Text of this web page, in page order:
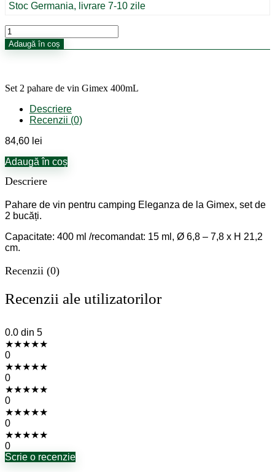
Stoc Germania, livrare 7-10 zile
Cantitate
Set
2
vin
Gimex
400mL
Adaugă în coș
Set 2 pahare de vin Gimex 400mL
Descriere
Recenzii (0)
84,60 lei
Adaugă în coș
Descriere
Pahare de vin pentru camping Eleganza de la Gimex, set de
2 bucăți.
Capacitate: 400 ml /recomandat: 15 ml, Ø 6,8 – 7,8 x H 21,2
cm.
Recenzii (0)
Recenzii ale utilizatorilor
0.0 din 5
★★★★★
0
★★★★★
0
★★★★★
0
★★★★★
0
★★★★★
0
Scrie o recenzie